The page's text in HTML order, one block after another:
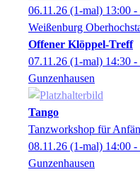
06.11.26 (1-mal) 13:00 -
Weißenburg
Offener Klöppel-Treff
07.11.26 (1-mal) 14:30 -
Gunzenhausen
Tango
Tanzworkshop für
08.11.26 (1-mal) 14:00 -
Gunzenhausen